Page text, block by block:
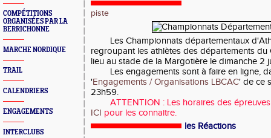
COMPÉTITIONS
ORGANISÉES PAR LA
BERRICHONNE
MARCHE NORDIQUE
TRAIL
CALENDRIERS
ENGAGEMENTS
INTERCLUBS
piste
Les Championnats départementaux
regroupant les athlètes des départements
lieu au stade de la Margotière le dimanche 2
Les engagements sont à faire en ligne,
'Engagements / Organisations LBCAC' de ce
23h59.
ATTENTION : Les horaires des
ICI pour les connaitre.
les Réactions